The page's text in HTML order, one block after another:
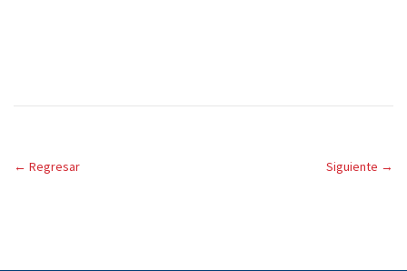
← Regresar Siguiente →